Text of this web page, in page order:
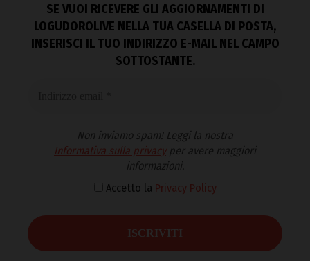
SE VUOI RICEVERE GLI AGGIORNAMENTI DI
LOGUDOROLIVE NELLA TUA CASELLA DI POSTA,
INSERISCI IL TUO INDIRIZZO E-MAIL NEL CAMPO
SOTTOSTANTE.
Non inviamo spam! Leggi la nostra
Informativa sulla privacyper avere maggiori
informazioni.
Accetto la Privacy Policy